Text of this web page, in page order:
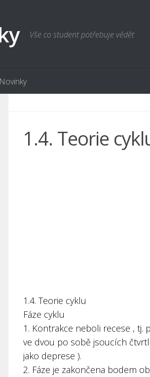
Vše co student potřebuje vědět
Novinky
1.4. Teorie
1.4. Teorie cyklu
Fáze cyklu
1. Kontrakce neboli recese ,
ve dvou po sobě jsoucích
jako deprese ).
2. Fáze je zakončena bodem